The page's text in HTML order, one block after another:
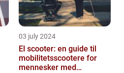
03 july 2024
El scooter: en guide til
mobilitetsscootere for
mennesker med